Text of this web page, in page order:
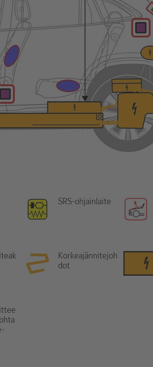
SRS-ohjainlaite
Korkeajännitejoh
dot